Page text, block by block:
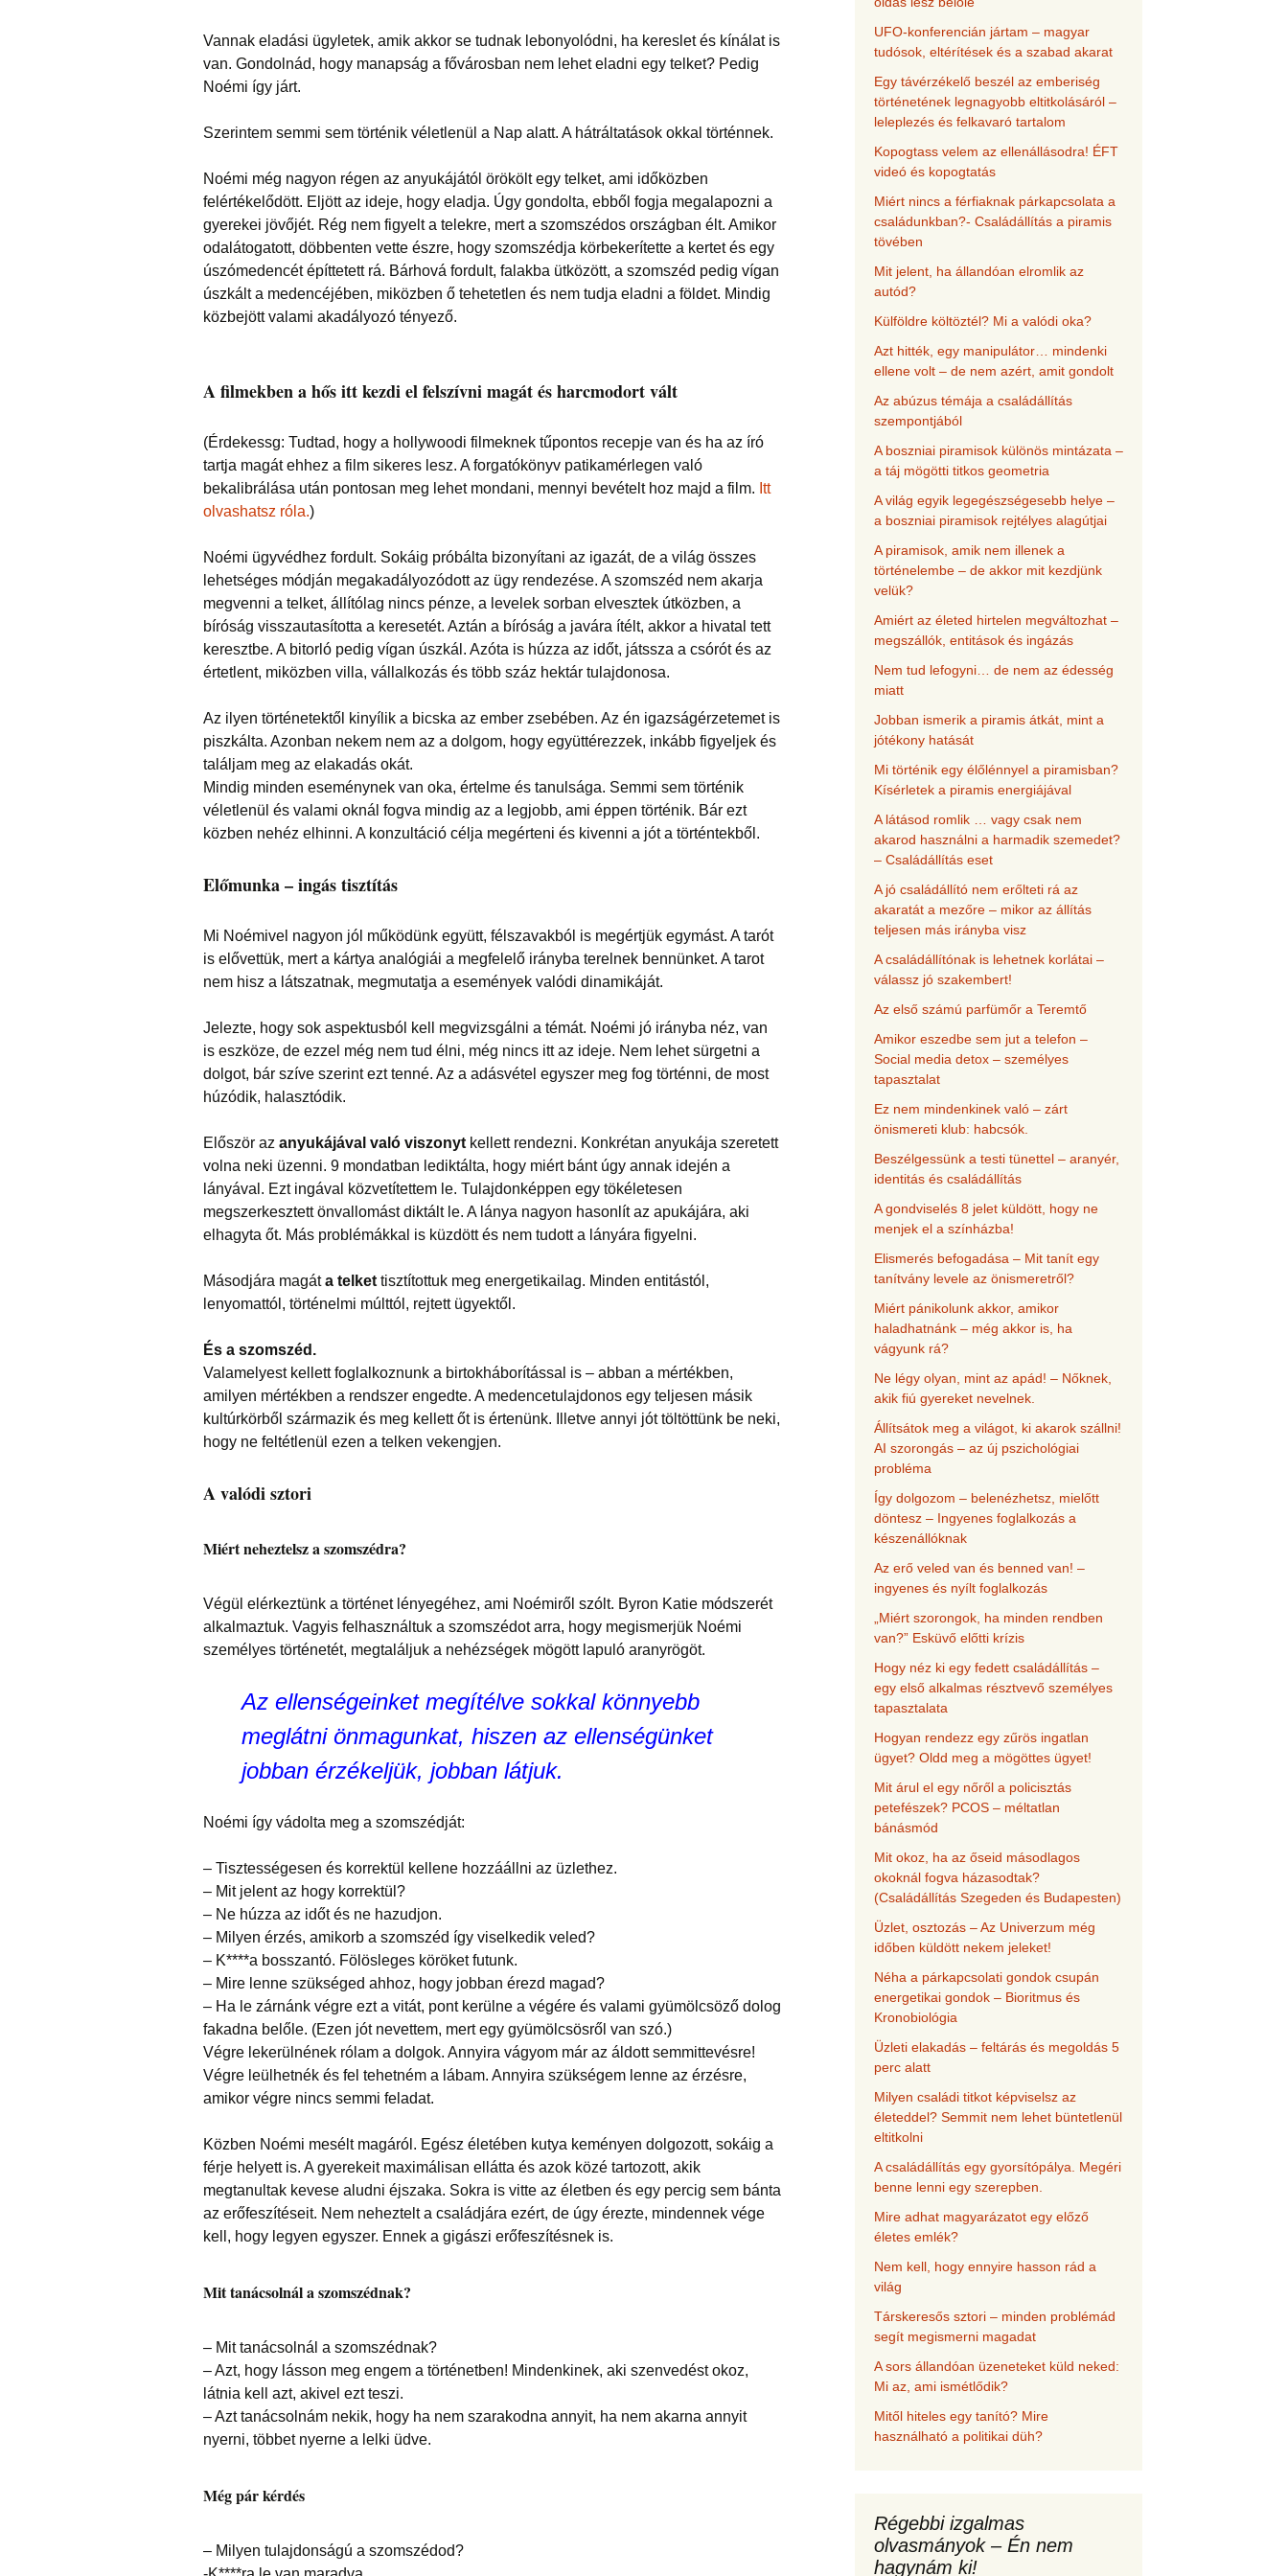
Vannak eladási ügyletek, amik akkor se tudnak lebonyolódni, ha kereslet és kínálat is
van. Gondolnád, hogy manapság a fővárosban nem lehet eladni egy telket? Pedig
Noémi így járt.
Szerintem semmi sem történik véletlenül a Nap alatt. A hátráltatások okkal történnek.
Noémi még nagyon régen az anyukájától örökölt egy telket, ami időközben
felértékelődött. Eljött az ideje, hogy eladja. Úgy gondolta, ebből fogja megalapozni a
gyerekei jövőjét. Rég nem figyelt a telekre, mert a szomszédos országban élt. Amikor
odalátogatott, döbbenten vette észre, hogy szomszédja körbekerítette a kertet és egy
úszómedencét építtetett rá. Bárhová fordult, falakba ütközött, a szomszéd pedig vígan
úszkált a medencéjében, miközben ő tehetetlen és nem tudja eladni a földet. Mindig
közbejött valami akadályozó tényező.
A filmekben a hős itt kezdi el felszívni magát és harcmodort vált
(Érdekessg: Tudtad, hogy a hollywoodi filmeknek tűpontos recepje van és ha az író
tartja magát ehhez a film sikeres lesz. A forgatókönyv patikamérlegen való
bekalibrálása után pontosan meg lehet mondani, mennyi bevételt hoz majd a film. Itt
olvashatsz róla.)
Noémi ügyvédhez fordult. Sokáig próbálta bizonyítani az igazát, de a világ összes
lehetséges módján megakadályozódott az ügy rendezése. A szomszéd nem akarja
megvenni a telket, állítólag nincs pénze, a levelek sorban elvesztek útközben, a
bíróság visszautasította a keresetét. Aztán a bíróság a javára ítélt, akkor a hivatal tett
keresztbe. A bitorló pedig vígan úszkál. Azóta is húzza az időt, játssza a csórót és az
értetlent, miközben villa, vállalkozás és több száz hektár tulajdonosa.
Az ilyen történetektől kinyílik a bicska az ember zsebében. Az én igazságérzetemet is
piszkálta. Azonban nekem nem az a dolgom, hogy együttérezzek, inkább figyeljek és
találjam meg az elakadás okát.
Mindig minden eseménynek van oka, értelme és tanulsága. Semmi sem történik
véletlenül és valami oknál fogva mindig az a legjobb, ami éppen történik. Bár ezt
közben nehéz elhinni. A konzultáció célja megérteni és kivenni a jót a történtekből.
Előmunka – ingás tisztítás
Mi Noémivel nagyon jól működünk együtt, félszavakból is megértjük egymást. A tarót
is elővettük, mert a kártya analógiái a megfelelő irányba terelnek bennünket. A tarot
nem hisz a látszatnak, megmutatja a események valódi dinamikáját.
Jelezte, hogy sok aspektusból kell megvizsgálni a témát. Noémi jó irányba néz, van
is eszköze, de ezzel még nem tud élni, még nincs itt az ideje. Nem lehet sürgetni a
dolgot, bár szíve szerint ezt tenné. Az a adásvétel egyszer meg fog történni, de most
húzódik, halasztódik.
Először az anyukájával való viszonyt kellett rendezni. Konkrétan anyukája szeretett
volna neki üzenni. 9 mondatban lediktálta, hogy miért bánt úgy annak idején a
lányával. Ezt ingával közvetítettem le. Tulajdonképpen egy tökéletesen
megszerkesztett önvallomást diktált le. A lánya nagyon hasonlít az apukájára, aki
elhagyta őt. Más problémákkal is küzdött és nem tudott a lányára figyelni.
Másodjára magáta telket tisztítottuk meg energetikailag. Minden entitástól,
lenyomattól, történelmi múlttól, rejtett ügyektől.
És a szomszéd.
Valamelyest kellett foglalkoznunk a birtokháborítással is – abban a mértékben,
amilyen mértékben a rendszer engedte. A medencetulajdonos egy teljesen másik
kultúrkörből származik és meg kellett őt is értenünk. Illetve annyi jót töltöttünk be neki,
hogy ne feltétlenül ezen a telken vekengjen.
A valódi sztori
Miért neheztelsz a szomszédra?
Végül elérkeztünk a történet lényegéhez, ami Noémiről szólt. Byron Katie módszerét
alkalmaztuk. Vagyis felhasználtuk a szomszédot arra, hogy megismerjük Noémi
személyes történetét, megtaláljuk a nehézségek mögött lapuló aranyrögöt.
Az ellenségeinket megítélve sokkal könnyebb
meglátni önmagunkat, hiszen az ellenségünket
jobban érzékeljük, jobban látjuk.
Noémi így vádolta meg a szomszédját:
– Tisztességesen és korrektül kellene hozzáállni az üzlethez.
– Mit jelent az hogy korrektül?
– Ne húzza az időt és ne hazudjon.
– Milyen érzés, amikorb a szomszéd így viselkedik veled?
– K****a bosszantó. Fölösleges köröket futunk.
– Mire lenne szükséged ahhoz, hogy jobban érezd magad?
– Ha le zárnánk végre ezt a vitát, pont kerülne a végére és valami gyümölcsöző dolog
fakadna belőle. (Ezen jót nevettem, mert egy gyümölcsösről van szó.)
Végre lekerülnének rólam a dolgok. Annyira vágyom már az áldott semmittevésre!
Végre leülhetnék és fel tehetném a lábam. Annyira szükségem lenne az érzésre,
amikor végre nincs semmi feladat.
Közben Noémi mesélt magáról. Egész életében kutya keményen dolgozott, sokáig a
férje helyett is. A gyerekeit maximálisan ellátta és azok közé tartozott, akik
megtanultak kevese aludni éjszaka. Sokra is vitte az életben és egy percig sem bánta
az erőfeszítéseit. Nem neheztelt a családjára ezért, de úgy érezte, mindennek vége
kell, hogy legyen egyszer. Ennek a gigászi erőfeszítésnek is.
Mit tanácsolnál a szomszédnak?
– Mit tanácsolnál a szomszédnak?
– Azt, hogy lásson meg engem a történetben! Mindenkinek, aki szenvedést okoz,
látnia kell azt, akivel ezt teszi.
– Azt tanácsolnám nekik, hogy ha nem szarakodna annyit, ha nem akarna annyit
nyerni, többet nyerne a lelki üdve.
Még pár kérdés
– Milyen tulajdonságú a szomszédod?
UFO-konferencián jártam – magyar
tudósok, eltérítések és a szabad akarat
Egy távérzékelő beszél az emberiség
történetének legnagyobb eltitkolásáról –
leleplezés és felkavaró tartalom
Kopogtass velem az ellenállásodra! ÉFT
videó és kopogtatás
Miért nincs a férfiaknak párkapcsolata a
családunkban?- Családállítás a piramis
tövében
Mit jelent, ha állandóan elromlik az
autód?
Külföldre költöztél? Mi a valódi oka?
Azt hitték, egy manipulátor… mindenki
ellene volt – de nem azért, amit gondolt
Az abúzus témája a családállítás
szempontjából
A boszniai piramisok különös mintázata –
a táj mögötti titkos geometria
A világ egyik legegészségesebb helye –
a boszniai piramisok rejtélyes alagútjai
A piramisok, amik nem illenek a
történelembe – de akkor mit kezdjünk
velük?
Amiért az életed hirtelen megváltozhat –
megszállók, entitások és ingázás
Nem tud lefogyni… de nem az édesség
miatt
Jobban ismerik a piramis átkát, mint a
jótékony hatását
Mi történik egy élőlénnyel a piramisban?
Kísérletek a piramis energiájával
A látásod romlik … vagy csak nem
akarod használni a harmadik szemedet?
– Családállítás eset
A jó családállító nem erőlteti rá az
akaratát a mezőre – mikor az állítás
teljesen más irányba visz
A családállítónak is lehetnek korlátai –
válassz jó szakembert!
Az első számú parfümőr a Teremtő
Amikor eszedbe sem jut a telefon –
Social media detox – személyes
tapasztalat
Ez nem mindenkinek való – zárt
önismereti klub: habcsók.
Beszélgessünk a testi tünettel – aranyér,
identitás és családállítás
A gondviselés 8 jelet küldött, hogy ne
menjek el a színházba!
Elismerés befogadása – Mit tanít egy
tanítvány levele az önismeretről?
Miért pánikolunk akkor, amikor
haladhatnánk – még akkor is, ha
vágyunk rá?
Ne légy olyan, mint az apád! – Nőknek,
akik fiú gyereket nevelnek.
Állítsátok meg a világot, ki akarok szállni!
AI szorongás – az új pszichológiai
probléma
Így dolgozom – belenézhetsz, mielőtt
döntesz – Ingyenes foglalkozás a
készenállóknak
Az erő veled van és benned van! –
ingyenes és nyílt foglalkozás
„Miért szorongok, ha minden rendben
van?” Esküvő előtti krízis
Hogy néz ki egy fedett családállítás –
egy első alkalmas résztvevő személyes
tapasztalata
Hogyan rendezz egy zűrös ingatlan
ügyet? Oldd meg a mögöttes ügyet!
Mit árul el egy nőről a policisztás
petefészek? PCOS – méltatlan
bánásmód
Mit okoz, ha az őseid másodlagos
okoknál fogva házasodtak?
(Családállítás Szegeden és Budapesten)
Üzlet, osztozás – Az Univerzum még
időben küldött nekem jeleket!
Néha a párkapcsolati gondok csupán
energetikai gondok – Bioritmus és
Kronobiológia
Üzleti elakadás – feltárás és megoldás 5
perc alatt
Milyen családi titkot képviselsz az
életeddel? Semmit nem lehet büntetlenül
eltitkolni
A családállítás egy gyorsítópálya. Megéri
benne lenni egy szerepben.
Mire adhat magyarázatot egy előző
életes emlék?
Nem kell, hogy ennyire hasson rád a
világ
Társkeresős sztori – minden problémád
segít megismerni magadat
A sors állandóan üzeneteket küld neked:
Mi az, ami ismétlődik?
Mitől hiteles egy tanító? Mire
használható a politikai düh?
Régebbi izgalmas
olvasmányok – Én nem
hagynám ki!